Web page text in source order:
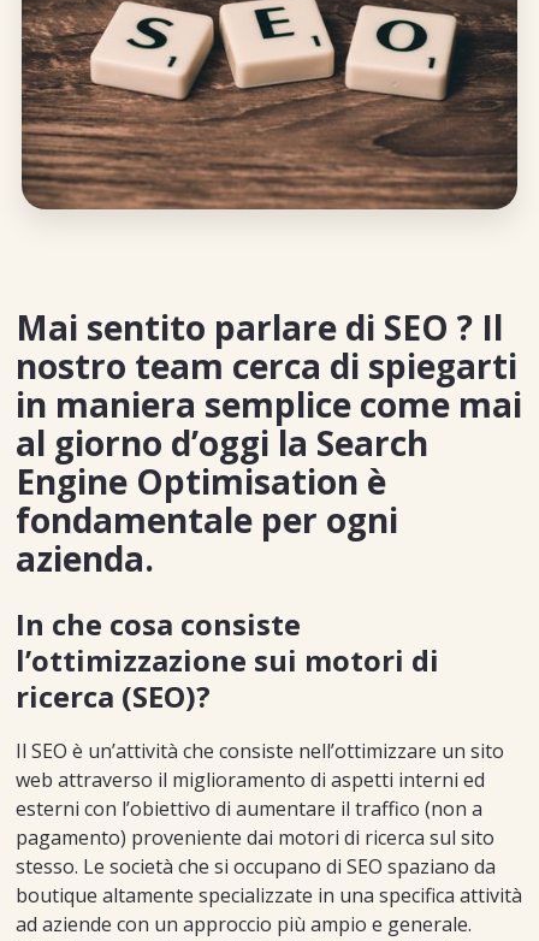
Mai sentito parlare di SEO ? Il
nostro team cerca di spiegarti
in maniera semplice come mai
al giorno d’oggi la Search
Engine Optimisation è
fondamentale per ogni
azienda.
In che cosa consiste
l’ottimizzazione sui motori di
ricerca (SEO)?
Il SEO è un’attività che consiste nell’ottimizzare un sito
web attraverso il miglioramento di aspetti interni ed
esterni con l’obiettivo di aumentare il traffico (non a
pagamento) proveniente dai motori di ricerca sul sito
stesso. Le società che si occupano di SEO spaziano da
boutique altamente specializzate in una specifica attività
ad aziende con un approccio più ampio e generale.